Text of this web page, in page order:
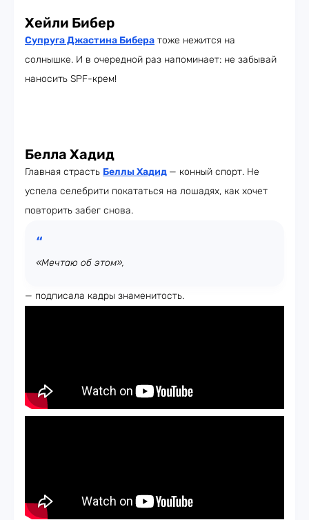
Хейли Бибер
Супруга Джастина Бибера тоже нежится на
солнышке. И в очередной раз напоминает: не забывай
наносить SPF-крем!
Белла Хадид
Главная страсть Беллы Хадид — конный спорт. Не
успела селебрити покататься на лошадях, как хочет
повторить забег снова.
«Мечтаю об этом»,
— подписала кадры знаменитость.